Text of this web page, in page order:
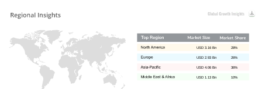
10%
USD 1.13 Bn
36%
USD 4.06 Bn
26%
USD 2.93 Bn
28%
USD 3.16 Bn